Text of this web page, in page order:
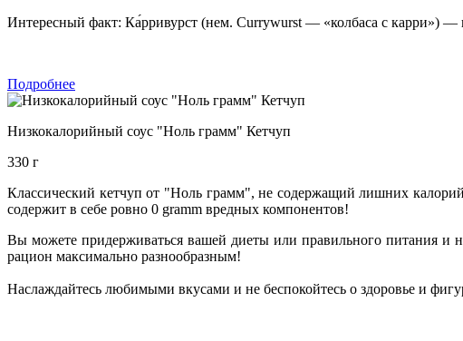
Интересный факт: Ка́рривурст (нем. Currywurst — «колбаса с карри») —
Подробнее
Низкокалорийный соус "Ноль грамм" Кетчуп
330 г
Классический кетчуп от "Ноль грамм", не содержащий лишних
содержит в себе ровно 0 gramm вредных компонентов!
Вы можете придерживаться вашей диеты или правильного питания и
рацион максимально разнообразным!
Наслаждайтесь любимыми вкусами и не беспокойтесь о здоровье и